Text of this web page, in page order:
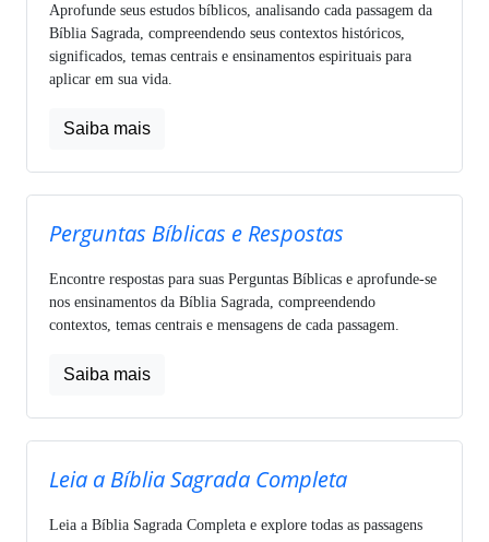
Aprofunde seus estudos bíblicos, analisando cada passagem da
Bíblia Sagrada, compreendendo seus contextos históricos,
significados, temas centrais e ensinamentos espirituais para
aplicar em sua vida.
Saiba mais
Perguntas Bíblicas e Respostas
Encontre respostas para suas Perguntas Bíblicas e aprofunde-se
nos ensinamentos da Bíblia Sagrada, compreendendo
contextos, temas centrais e mensagens de cada passagem.
Saiba mais
Leia a Bíblia Sagrada Completa
Leia a Bíblia Sagrada Completa e explore todas as passagens